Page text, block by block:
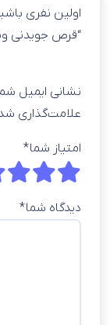
اولین نفری
“قرص جویدنی ویتامین دی 400
نشانی ایمیل
علامت‌گذاری
امتیاز شما*
دیدگاه شما*